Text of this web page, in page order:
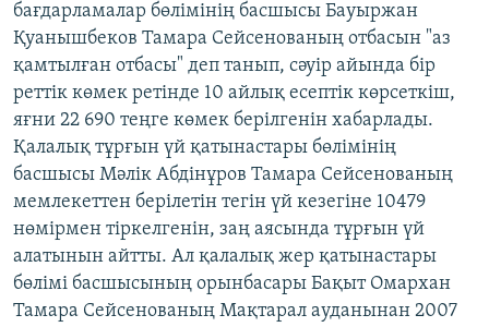
бағдарламалар бөлімінің басшысы Бауыржан
Қуанышбеков Тамара Сейсенованың отбасын "аз
қамтылған отбасы" деп танып, сәуір айында бір
реттік көмек ретінде 10 айлық есептік көрсеткіш,
яғни 22 690 теңге көмек берілгенін хабарлады.
Қалалық тұрғын үй қатынастары бөлімінің
басшысы Мәлік Абдінұров Тамара Сейсенованың
мемлекеттен берілетін тегін үй кезегіне 10479
нөмірмен тіркелгенін, заң аясында тұрғын үй
алатынын айтты. Ал қалалық жер қатынастары
бөлімі басшысының орынбасары Бақыт Омархан
Тамара Сейсенованың Мақтарал ауданынан 2007